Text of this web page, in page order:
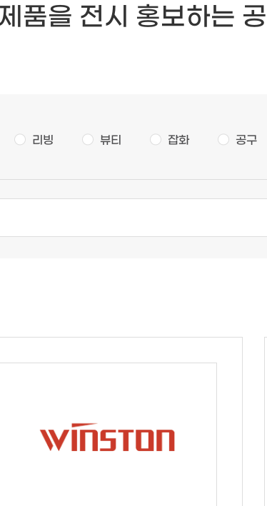
품을 전시 홍보하는
리빙 뷰티 잡화 공구